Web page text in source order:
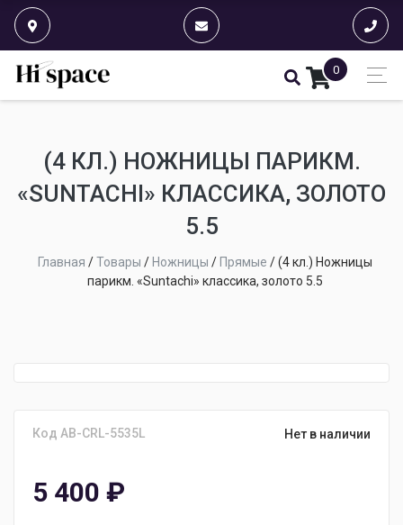
0
(4 КЛ.) НОЖНИЦЫ ПАРИКМ.
«SUNTACHI» КЛАССИКА, ЗОЛОТО
5.5
Главная /Товары / Ножницы / Прямые /(4 кл.) Ножницы
парикм. «Suntachi» классика, золото 5.5
Код AB-CRL-5535L Нет в наличии
5 400 ₽